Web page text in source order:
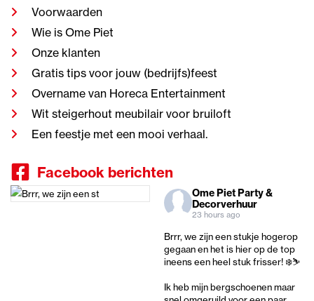
Voorwaarden
Wie is Ome Piet
Onze klanten
Gratis tips voor jouw (bedrijfs)feest
Overname van Horeca Entertainment
Wit steigerhout meubilair voor bruiloft
Een feestje met een mooi verhaal.
Facebook berichten
Ome Piet Party &
Decorverhuur
23 hours ago
Brrr, we zijn een stukje hogerop
gegaan en het is hier op de top
ineens een heel stuk frisser! ❄️⛷️
Ik heb mijn bergschoenen maar